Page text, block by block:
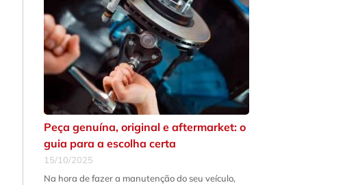
do
seu
carro
precisa
de
revisão
urgente
Peça genuína, original e aftermarket: o
guia para a escolha certa
15/10/2025
Na hora de fazer a manutenção do seu veículo,